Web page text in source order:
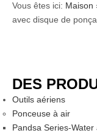
Vous êtes ici: Maison
avec disque de
DES
Outils aériens
Ponceuse à air
Pandsa Series-